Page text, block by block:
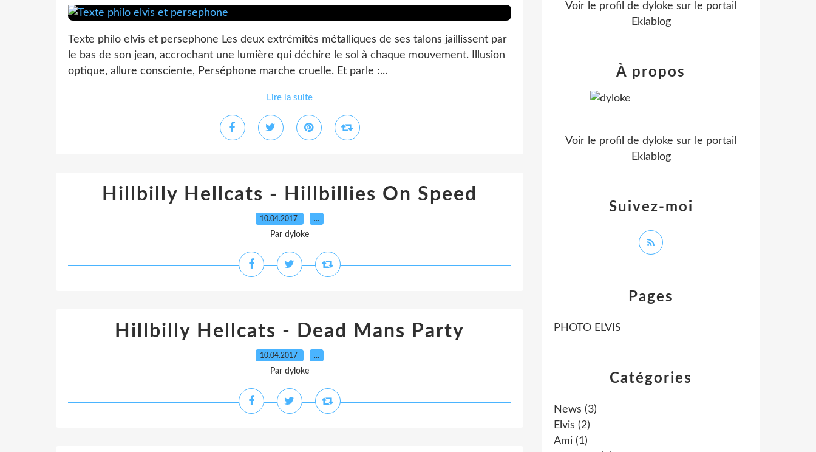
Texte philo elvis et persephone Les deux extrémités métalliques de ses talons jaillissent par
le bas de son jean, accrochant une lumière qui déchire le sol à chaque mouvement. Illusion
optique, allure consciente, Perséphone marche cruelle. Et parle :...
Lire la suite
Hillbilly Hellcats - Hillbillies On Speed
10.04.2017 …
Par dyloke
Hillbilly Hellcats - Dead Mans Party
10.04.2017 …
Par dyloke Catégories
News (3)
Elvis (2)
Ami (1)
Pages
PHOTO ELVIS
Voir le profil de dyloke sur le portail
Eklablog
Suivez-moi
À propos
Voir le profil de dyloke sur le portail
Eklablog